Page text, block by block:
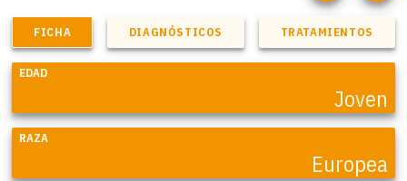
FICHA DIAGNÓSTICOS TRATAMIENTOS
EDAD
Joven
RAZA
Europea